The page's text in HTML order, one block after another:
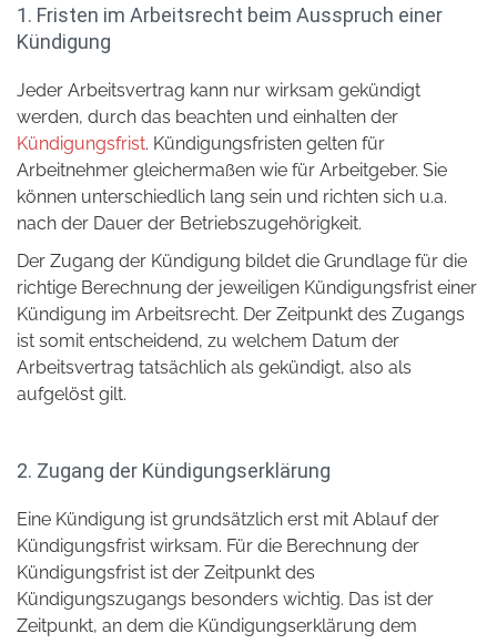
1. Fristen im Arbeitsrecht beim Ausspruch einer
Kündigung
Jeder Arbeitsvertrag kann nur wirksam gekündigt
werden, durch das beachten und einhalten der
Kündigungsfrist. Kündigungsfristen gelten für
Arbeitnehmer gleichermaßen wie für Arbeitgeber. Sie
können unterschiedlich lang sein und richten sich u.a.
nach der Dauer der Betriebszugehörigkeit.
Der Zugang der Kündigung bildet die Grundlage für die
richtige Berechnung der jeweiligen Kündigungsfrist einer
Kündigung im Arbeitsrecht. Der Zeitpunkt des Zugangs
ist somit entscheidend, zu welchem Datum der
Arbeitsvertrag tatsächlich als gekündigt, also als
aufgelöst gilt.
2. Zugang der Kündigungserklärung
Eine Kündigung ist grundsätzlich erst mit Ablauf der
Kündigungsfrist wirksam. Für die Berechnung der
Kündigungsfrist ist der Zeitpunkt des
Kündigungszugangs besonders wichtig. Das ist der
Zeitpunkt, an dem die Kündigungserklärung dem